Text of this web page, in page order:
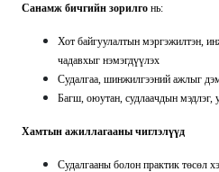
Санамж бичгийн зорилго нь:
Хот байгуулалтын мэргэжилтэн,
чадавхыг нэмэгдүүлэх
Судалгаа, шинжилгээний ажлыг
Багш, оюутан, судлаачдын мэдлэг,
Хамтын ажиллагааны чиглэлүүд
Судалгааны болон практик төсөл